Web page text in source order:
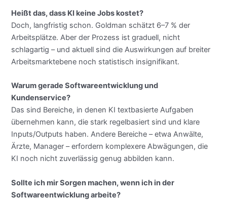
Heißt das, dass KI keine Jobs kostet?
Doch, langfristig schon. Goldman schätzt 6–7 % der
Arbeitsplätze. Aber der Prozess ist graduell, nicht
schlagartig – und aktuell sind die Auswirkungen auf breiter
Arbeitsmarktebene noch statistisch insignifikant.
Warum gerade Softwareentwicklung und
Kundenservice?
Das sind Bereiche, in denen KI textbasierte Aufgaben
übernehmen kann, die stark regelbasiert sind und klare
Inputs/Outputs haben. Andere Bereiche – etwa Anwälte,
Ärzte, Manager – erfordern komplexere Abwägungen, die
KI noch nicht zuverlässig genug abbilden kann.
Sollte ich mir Sorgen machen, wenn ich in der
Softwareentwicklung arbeite?